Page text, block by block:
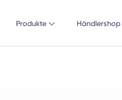
Produkte Händlershop